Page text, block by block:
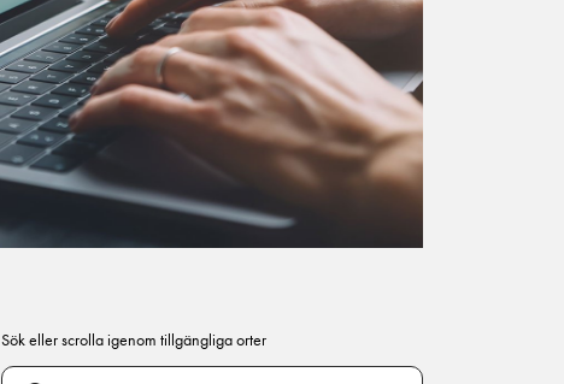
Sök eller scrolla igenom tillgängliga orter